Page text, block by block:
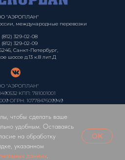
чтобы сделать ваше
удобным. Оставаясь
на обработку
указанном
данных
ОК
(812) 329-02-08
(812) 329-02-09
Санкт-Петербург,
шоссе д.13 к.8 лит.Д
"АЭРОПЛАН"
международные перевозки
"АЭРОПЛАН"
КПП: 781001001
ОГРН: 1077847609949